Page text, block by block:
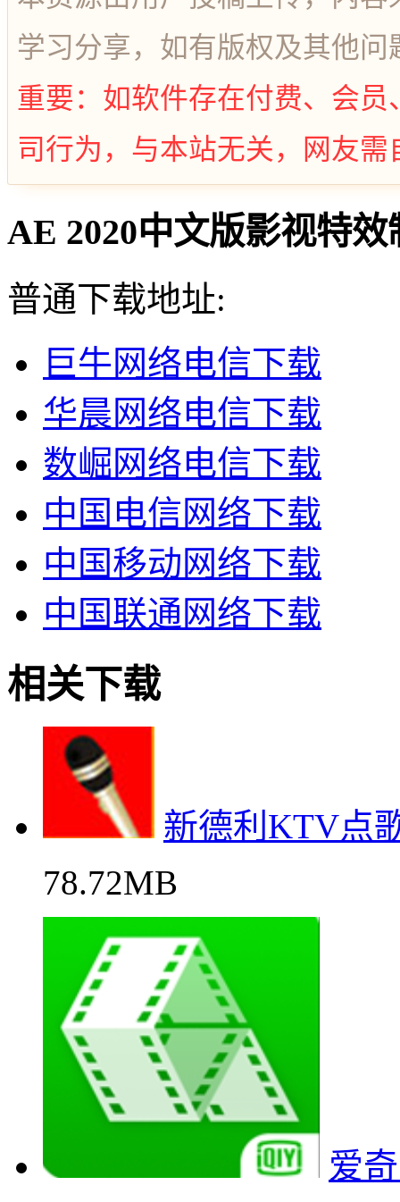
学习分享，如有版权及其他
重要：如软件存在付费、会
司行为，与本站无关，网友需
AE 2020中文版影视特
普通下载地址:
巨牛网络电信下载
华晨网络电信下载
数崛网络电信下载
中国电信网络下载
中国移动网络下载
中国联通网络下载
相关下载
新德利KTV点
78.72MB
爱